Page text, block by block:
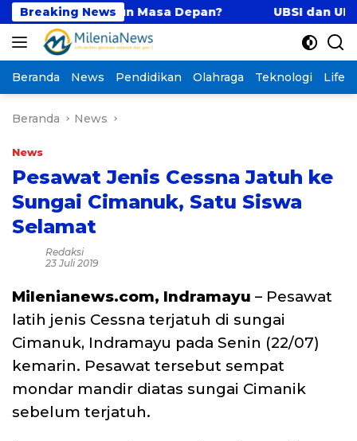
Langsung
ke
konten
Breaking NewsMasa Depan? UBSI dan UNTAN
Beranda News Pendidikan Olahraga Teknologi
Beranda News
News
Pesawat Jenis Cessna Jatuh ke
Sungai Cimanuk, Satu Siswa
Selamat
Redaksi
23 Juli 2019
Milenianews.com, Indramayu – Pesawat
latih jenis Cessna terjatuh di sungai
Cimanuk, Indramayu pada Senin (22/07)
kemarin. Pesawat tersebut sempat
mondar mandir diatas sungai Cimanik
sebelum terjatuh.